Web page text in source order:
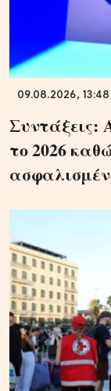
09.08.2026, 13:48
Συντάξεις:
το 2026